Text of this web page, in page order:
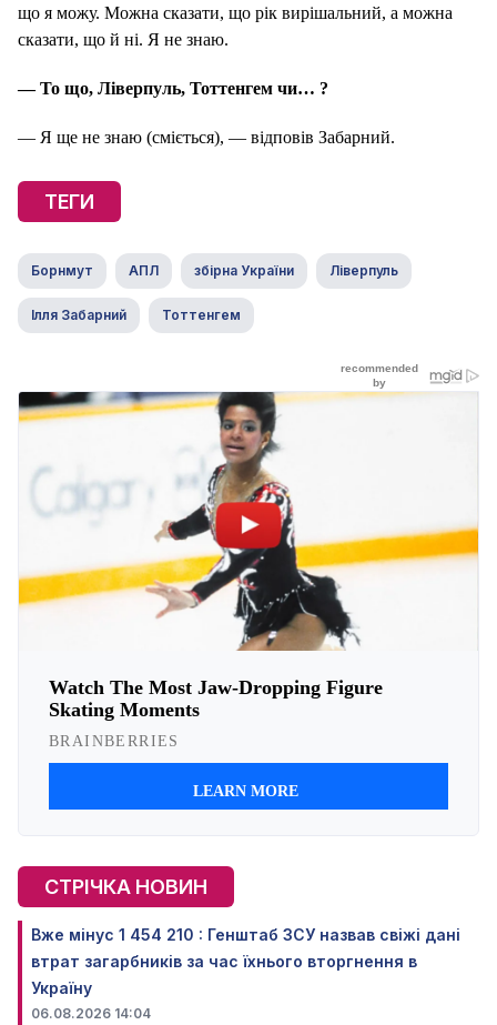
що я можу. Можна сказати, що рік вирішальний, а можна
сказати, що й ні. Я не знаю.
— То що, Ліверпуль, Тоттенгем чи… ?
— Я ще не знаю (сміється), — відповів Забарний.
ТЕГИ
Борнмут АПЛ збірна України Ліверпуль
Ілля Забарний Тоттенгем
СТРІЧКА НОВИН
Вже мінус 1 454 210 : Генштаб ЗСУ назвав свіжі дані
втрат загарбників за час їхнього вторгнення в
Україну
06.08.2026 14:04